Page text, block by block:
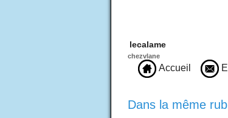
lecalame
chezvlane
Accueil
Dans la même